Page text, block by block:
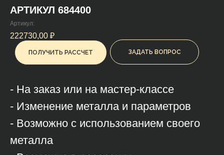
ПОЛУЧИТЬ РАССЧЕТ ЗАДАТЬ ВОПРОС
АРТИКУЛ 684400
Артикул:
222730,00 ₽
- На заказ или на мастер-классе
- Изменение металла и параметров
- Возможно с использованием своего
металла